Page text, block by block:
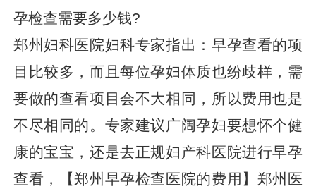
孕检查需要多少钱?
郑州妇科医院妇科专家指出：早孕查看的项
目比较多，而且每位孕妇体质也纷歧样，需
要做的查看项目会不大相同，所以费用也是
不尽相同的。专家建议广阔孕妇要想怀个健
康的宝宝，还是去正规妇产科医院进行早孕
查看，【郑州早孕检查医院的费用】郑州医